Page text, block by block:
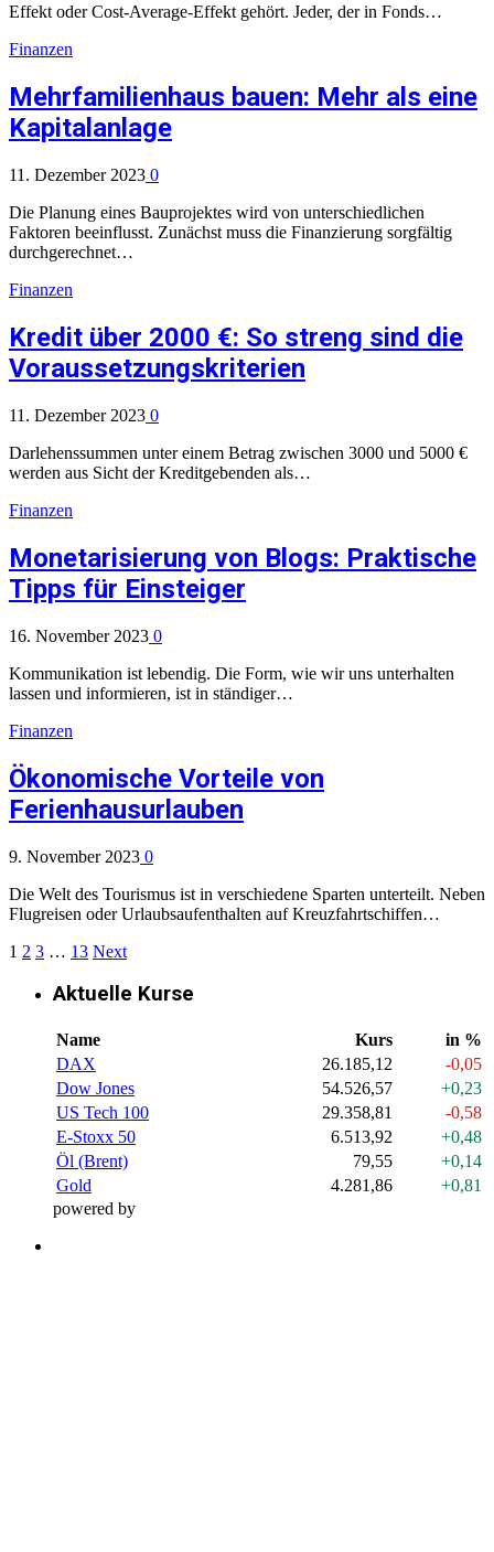
Effekt oder Cost-Average-Effekt gehört. Jeder, der in Fonds…
Finanzen
Mehrfamilienhaus bauen: Mehr als eine
Kapitalanlage
11. Dezember 2023 0
Die Planung eines Bauprojektes wird von unterschiedlichen
Faktoren beeinflusst. Zunächst muss die Finanzierung sorgfältig
durchgerechnet…
Finanzen
Kredit über 2000 €: So streng sind die
Voraussetzungskriterien
11. Dezember 2023 0
Darlehenssummen unter einem Betrag zwischen 3000 und 5000 €
werden aus Sicht der Kreditgebenden als…
Finanzen
Monetarisierung von Blogs: Praktische
Tipps für Einsteiger
16. November 2023 0
Kommunikation ist lebendig. Die Form, wie wir uns unterhalten
lassen und informieren, ist in ständiger…
Finanzen
Ökonomische Vorteile von
Ferienhausurlauben
9. November 2023 0
Die Welt des Tourismus ist in verschiedene Sparten unterteilt. Neben
Flugreisen oder Urlaubsaufenthalten auf Kreuzfahrtschiffen…
1 2 3 … 13 Next
Aktuelle Kurse
Name Kurs
in %
DAX
26.185,12
-0,05
Dow Jones
54.526,57
+0,23
US Tech 100
29.358,81
-0,58
E-Stoxx 50
6.513,92
+0,48
Öl (Brent)
79,55
+0,14
Gold
4.281,86
+0,81
powered by